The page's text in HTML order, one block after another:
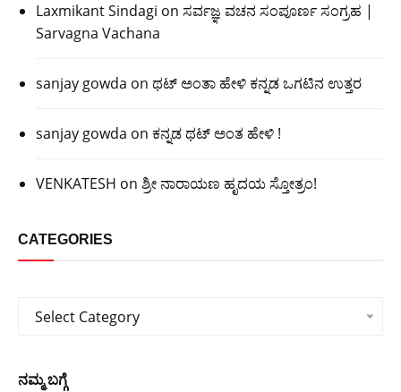
Laxmikant Sindagi on ಸರ್ವಜ್ಞ ವಚನ ಸಂಪೂರ್ಣ ಸಂಗ್ರಹ |
Sarvagna Vachana
sanjay gowda on ಥಟ್ ಅಂತಾ ಹೇಳಿ ಕನ್ನಡ ಒಗಟಿನ ಉತ್ತರ
sanjay gowda on ಕನ್ನಡ ಥಟ್ ಅಂತ ಹೇಳಿ !
VENKATESH on ಶ್ರೀ ನಾರಾಯಣ ಹೃದಯ ಸ್ತೋತ್ರಂ!
CATEGORIES
Categories
Select Category
ನಮ್ಮ ಬಗ್ಗೆ